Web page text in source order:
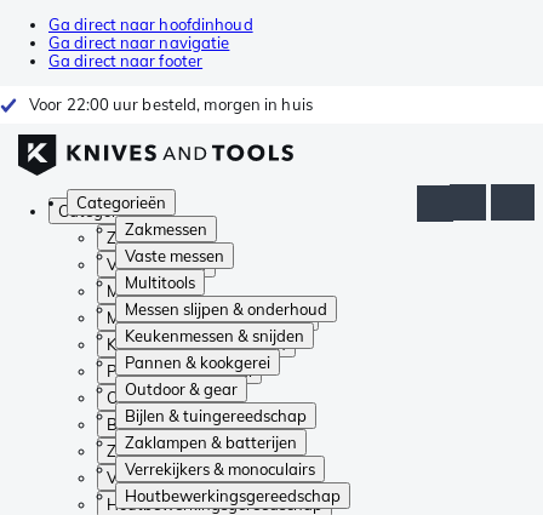
Ga direct naar hoofdinhoud
Ga direct naar navigatie
Ga direct naar footer
Voor 22:00 uur besteld, morgen in huis
Categorieën
Zakmessen
Vaste messen
Multitools
Messen slijpen & onderhoud
Keukenmessen & snijden
Pannen & kookgerei
Outdoor & gear
Bijlen & tuingereedschap
Zaklampen & batterijen
Verrekijkers & monoculairs
Houtbewerkingsgereedschap
Categorieën
Zakmessen
Vaste messen
Multitools
Messen slijpen & onderhoud
Keukenmessen & snijden
Pannen & kookgerei
Outdoor & gear
Bijlen & tuingereedschap
Zaklampen & batterijen
Verrekijkers & monoculairs
Houtbewerkingsgereedschap